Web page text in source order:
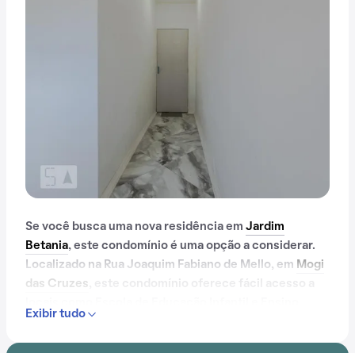
Se você busca uma nova residência em Jardim
Betania, este condomínio é uma opção a considerar.
Localizado na Rua Joaquim Fabiano de Mello, em Mogi
das Cruzes
Colégio Cristão Leão de Judá, Colégio Santa Mônica,
Exibir tudo